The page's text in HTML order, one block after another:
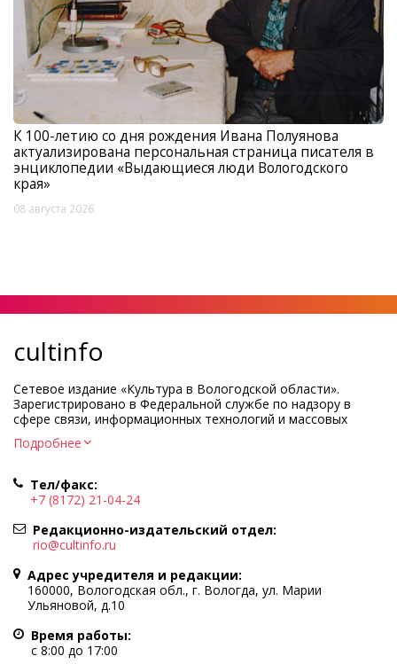
К 100-летию со дня рождения Ивана Полуянова
актуализирована персональная страница писателя в
энциклопедии «Выдающиеся люди Вологодского
края»
08 августа 2026
cultinfo
Сетевое издание «Культура в Вологодской области».
Зарегистрировано в Федеральной службе по надзору в
сфере связи, информационных технологий и массовых
Регистрационный номер и дата принятия решения о
Учредитель КУ ВО «Информационно-аналитический центр
культуры»
Адрес учредителя и редакции: 160000, Вологодская обл., г.
Вологда, ул. Марии Ульяновой, д.10
Главный редактор — Легчанова Елена Григорьевна
Политика в отношении обработки персональных данных
При полном или частичном использовании информации
портала гиперссылка на cultinfo.ru обязательна.
Редакция не несет ответственности за достоверность
информации, содержащейся в рекламных объявлениях.
Подробнее
Тел/факс:
+7 (8172) 21-04-24
Редакционно-издательский отдел:
rio@cultinfo.ru
Адрес учредителя и редакции:
160000, Вологодская обл., г. Вологда, ул. Марии
Ульяновой, д.10
Время работы:
с 8:00 до 17:00